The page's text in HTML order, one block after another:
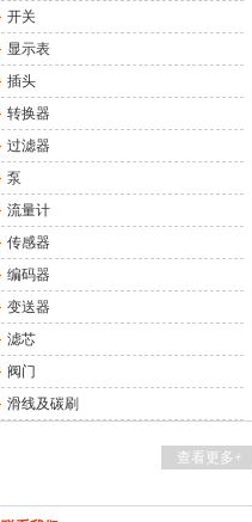
开关
显示表
插头
转换器
过滤器
泵
流量计
传感器
编码器
变送器
滤芯
阀门
滑线及碳刷
查看更多+